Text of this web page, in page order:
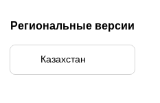
Региональные версии
Казахстан